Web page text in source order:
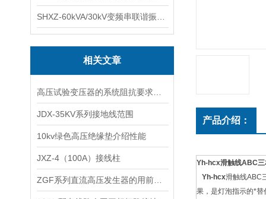
相关文章
JDX-35KV系列接地线范围
10kv绿色高压绝缘垫介绍性能
JXZ-4（100A）接线柱
产品介绍：
Yh-hcx滑触线ABC三
Yh-hcx滑触线ABC
果，是灯泡指示的*替